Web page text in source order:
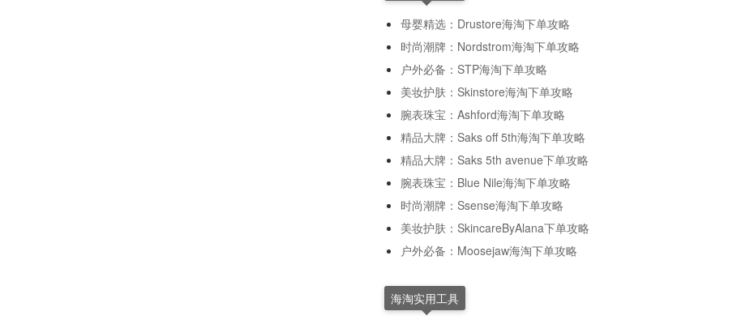
母婴精选：Drustore海淘下单攻略
时尚潮牌：Nordstrom海淘下单攻略
户外必备：STP海淘下单攻略
美妆护肤：Skinstore海淘下单攻略
腕表珠宝：Ashford海淘下单攻略
精品大牌：Saks off 5th海淘下单攻略
精品大牌：Saks 5th avenue下单攻略
腕表珠宝：Blue Nile海淘下单攻略
时尚潮牌：Ssense海淘下单攻略
美妆护肤：SkincareByAlana下单攻略
户外必备：Moosejaw海淘下单攻略
海淘实用工具